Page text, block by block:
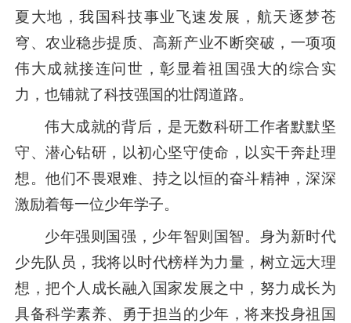
夏大地，我国科技事业飞速发展，航天逐梦苍
穹、农业稳步提质、高新产业不断突破，一项项
伟大成就接连问世，彰显着祖国强大的综合实
力，也铺就了科技强国的壮阔道路。
伟大成就的背后，是无数科研工作者默默坚
守、潜心钻研，以初心坚守使命，以实干奔赴理
想。他们不畏艰难、持之以恒的奋斗精神，深深
激励着每一位少年学子。
少年强则国强，少年智则国智。身为新时代
少先队员，我将以时代榜样为力量，树立远大理
想，把个人成长融入国家发展之中，努力成长为
具备科学素养、勇于担当的少年，将来投身祖国